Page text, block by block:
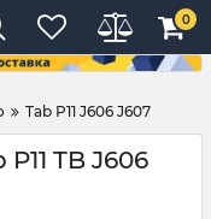
0
Tab P11 J606 J607
TB J606